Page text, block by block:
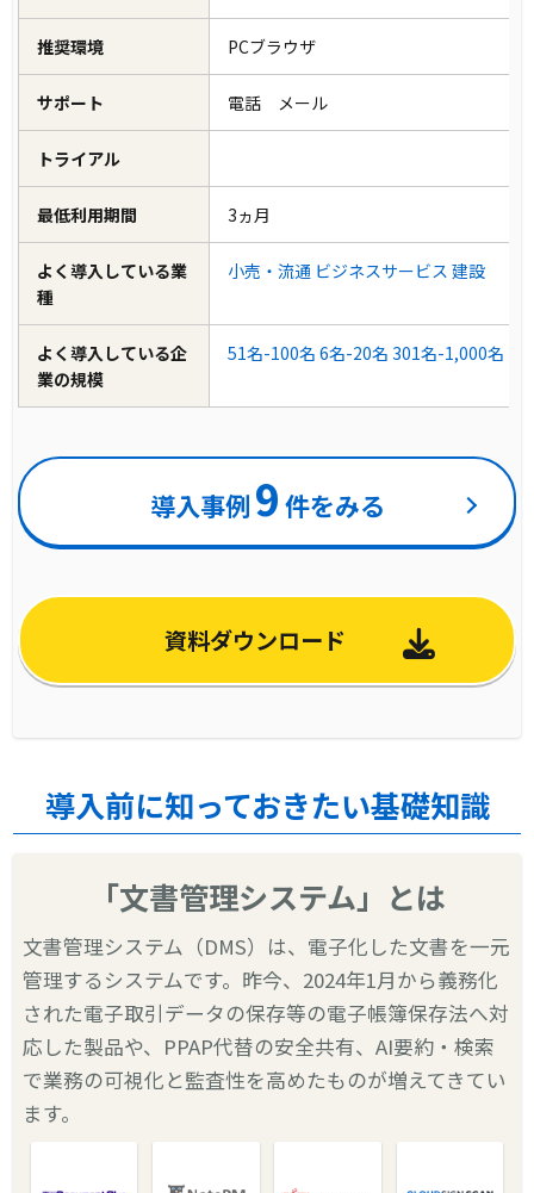
推奨環境 PCブラウザ
サポート 電話 メール
トライアル
最低利用期間 3ヵ月
よく導入している業
種
小売・流通 ビジネスサービス 建設
よく導入している企
業の規模
51名-100名 6名-20名 301名-1,000名
導入事例 9 件をみる
資料ダウンロード
導入前に知っておきたい基礎知識
「文書管理システム」とは
文書管理システム（DMS）は、電子化した文書を一元
管理するシステムです。昨今、2024年1月から義務化
された電子取引データの保存等の電子帳簿保存法へ対
応した製品や、PPAP代替の安全共有、AI要約・検索
で業務の可視化と監査性を高めたものが増えてきてい
ます。